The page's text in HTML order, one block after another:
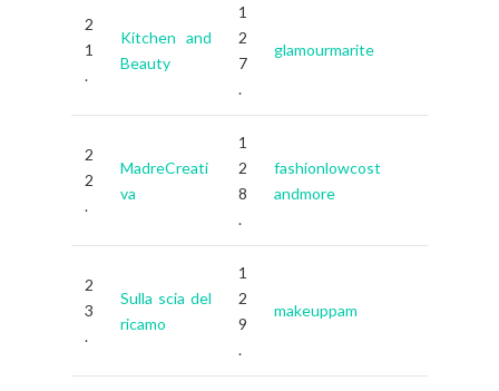
2
1
.
Kitchen and
Beauty
1
2
7
.
glamourmarite
2
2
.
MadreCreati
va
1
2
8
.
fashionlowcost
andmore
2
3
.
Sulla scia del
ricamo
1
2
9
.
makeuppam